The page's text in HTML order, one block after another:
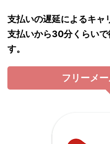
支払いの遅延によるキャ
支払いから30分くらい
す。
フリーメ